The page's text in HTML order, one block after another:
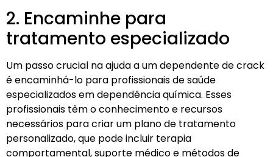
2. Encaminhe para
tratamento especializado
Um passo crucial na ajuda a um dependente de crack
é encaminhá-lo para profissionais de saúde
especializados em dependência química. Esses
profissionais têm o conhecimento e recursos
necessários para criar um plano de tratamento
personalizado, que pode incluir terapia
comportamental, suporte médico e métodos de